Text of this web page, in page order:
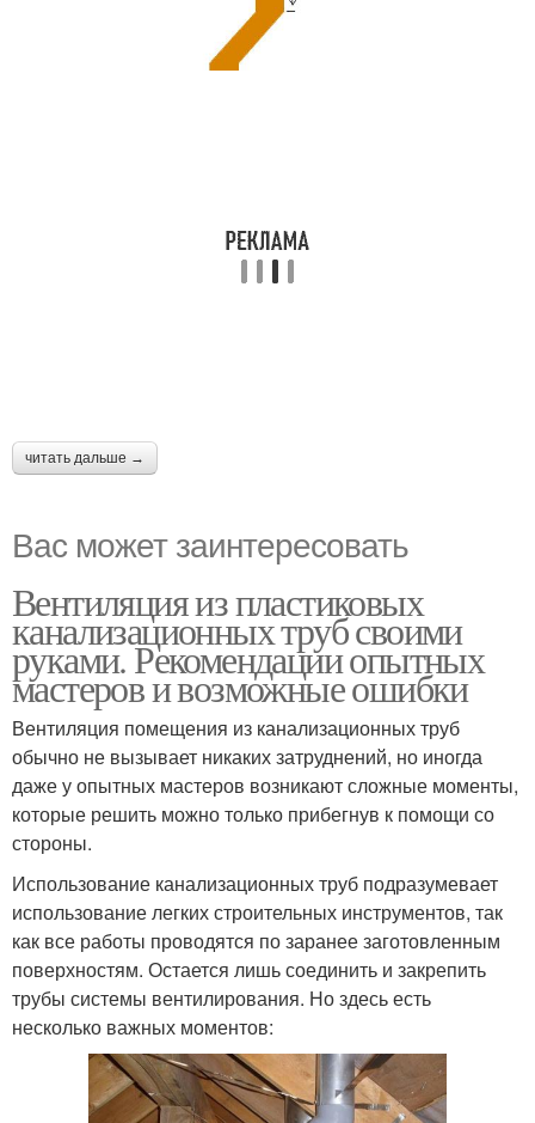
читать дальше →
Вас может заинтересовать
Вентиляция из пластиковых
канализационных труб своими
руками. Рекомендации опытных
мастеров и возможные ошибки
Вентиляция помещения из канализационных труб
обычно не вызывает никаких затруднений, но иногда
даже у опытных мастеров возникают сложные моменты,
которые решить можно только прибегнув к помощи со
стороны.
Использование канализационных труб подразумевает
использование легких строительных инструментов, так
как все работы проводятся по заранее заготовленным
поверхностям. Остается лишь соединить и закрепить
трубы системы вентилирования. Но здесь есть
несколько важных моментов: